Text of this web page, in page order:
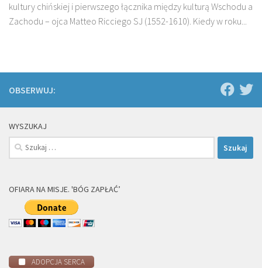
kultury chiń­skiej i pierwszego łącznika między kulturą Wschodu a
Zachodu – ojca Matteo Ricciego SJ (1552-1610). Kiedy w roku...
OBSERWUJ:
WYSZUKAJ
Szukaj:
OFIARA NA MISJE. 'BÓG ZAPŁAĆ’
ADOPCJA SERCA